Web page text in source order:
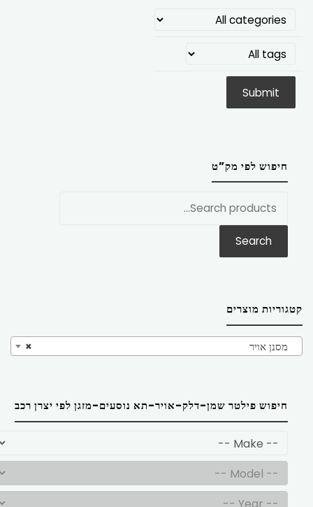
חיפוש לפי מק”ט
Search
קטגוריות מוצרים
× מסנן אויר
חיפוש פילטר שמן-דלק-אויר-תא נוסעים-מזגן לפי יצרן רכב